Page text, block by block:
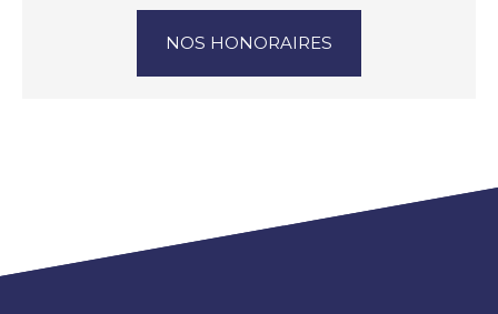
NOS HONORAIRES